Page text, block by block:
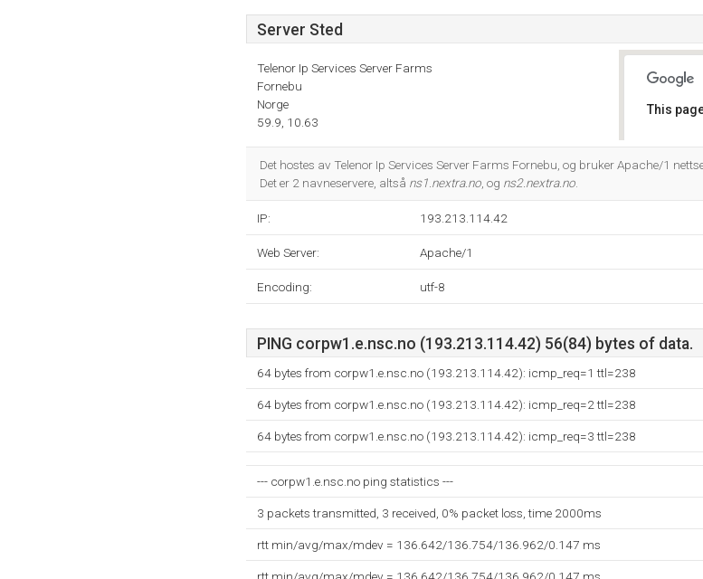
Server Sted
Telenor Ip Services Server Farms
Fornebu
Norge
59.9, 10.63
This
Det hostes av Telenor Ip Services Server Farms Fornebu, og bruker Apache/1
Det er 2 navneservere, altså ns1.nextra.no , og ns2.nextra.no
IP: 193.213.114.42
Web Server: Apache/1
Encoding: utf-8
PING corpw1.e.nsc.no (193.213.114.42) 56(84) bytes of data.
64 bytes from corpw1.e.nsc.no (193.213.114.42): icmp_req=1 ttl=238
64 bytes from corpw1.e.nsc.no (193.213.114.42): icmp_req=2 ttl=238
64 bytes from corpw1.e.nsc.no (193.213.114.42): icmp_req=3 ttl=238
--- corpw1.e.nsc.no ping statistics ---
3 packets transmitted, 3 received, 0% packet loss, time 2000ms
rtt min/avg/max/mdev = 136.642/136.754/136.962/0.147 ms